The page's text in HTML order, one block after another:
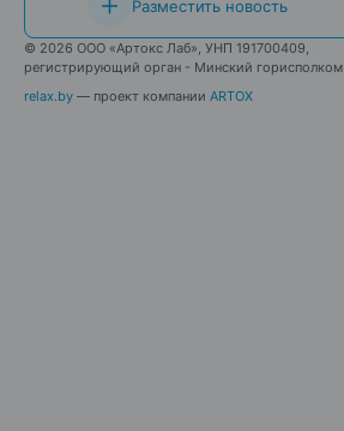
Разместить новость
© 2026 ООО «Артокс Лаб», УНП 191700409,
регистрирующий орган - Минский горисполком
relax.by — проект компании ARTOX